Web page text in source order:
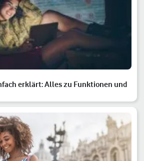
erklärt: Alles zu Funktionen und